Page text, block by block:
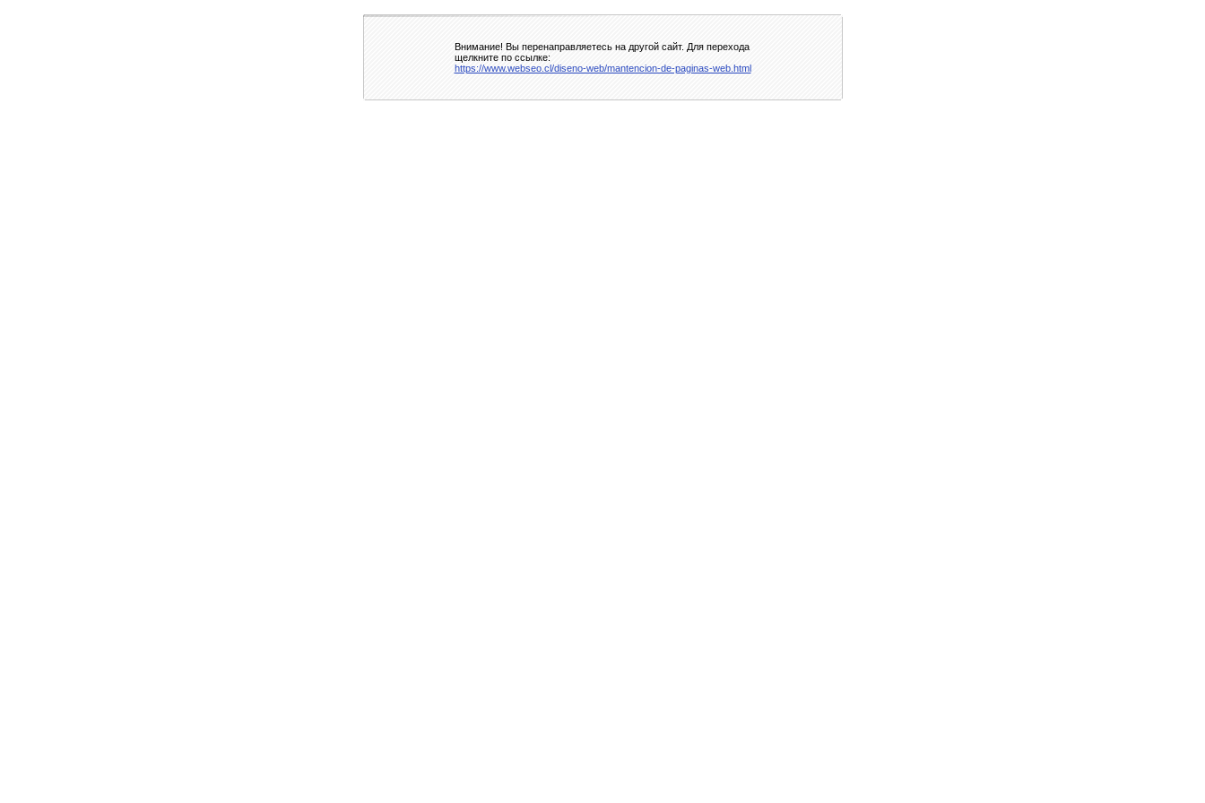
Внимание! Вы перенаправляетесь на другой сайт. Для перехода
щелкните по ссылке:
https://www.webseo.cl/diseno-web/mantencion-de-paginas-web.html